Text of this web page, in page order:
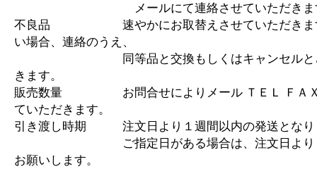
メールにて連絡させていただきま
不良品 速やかにお取替えさせていただきま
い場合、連絡のうえ、
同等品と交換もしくはキャンセルとさ
きます。
販売数量 お問合せによりメール ＴＥＬ ＦＡＸ
ていただきます。
引き渡し時期 注文日より１週間以内の発送となり
ご指定日がある場合は、注文日より１
お願いします。